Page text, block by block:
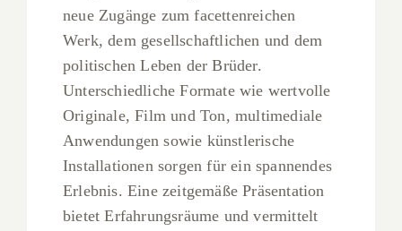
neue Zugänge zum facettenreichen
Werk, dem gesellschaftlichen und dem
politischen Leben der Brüder.
Unterschiedliche Formate wie wertvolle
Originale, Film und Ton, multimediale
Anwendungen sowie künstlerische
Installationen sorgen für ein spannendes
Erlebnis. Eine zeitgemäße Präsentation
bietet Erfahrungsräume und vermittelt